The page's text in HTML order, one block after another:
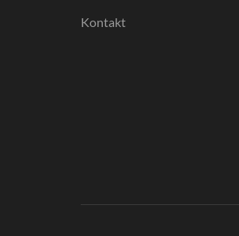
Kontakt